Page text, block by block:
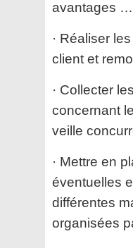
avantages
· Réaliser
client et
· Collecter
concernant
veille
· Mettre en
éventuelles
différentes
organisées